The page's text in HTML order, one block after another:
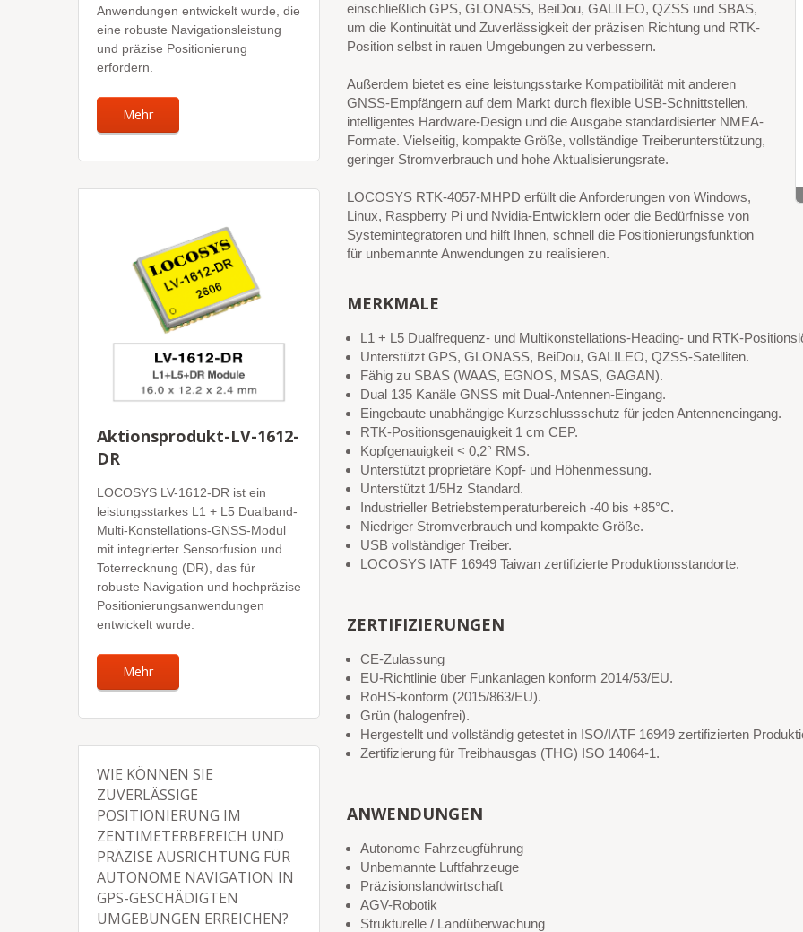
Anwendungen entwickelt wurde, die
eine robuste Navigationsleistung
und präzise Positionierung
erfordern.
Mehr
Aktionsprodukt-LV-1612-
DR
LOCOSYS LV-1612-DR ist ein
leistungsstarkes L1 + L5 Dualband-
Multi-Konstellations-GNSS-Modul
mit integrierter Sensorfusion und
Toterrecknung (DR), das für
robuste Navigation und hochpräzise
Positionierungsanwendungen
entwickelt wurde.
Mehr
WIE KÖNNEN SIE
ZUVERLÄSSIGE
POSITIONIERUNG IM
ZENTIMETERBEREICH UND
PRÄZISE AUSRICHTUNG FÜR
AUTONOME NAVIGATION IN
GPS-GESCHÄDIGTEN
UMGEBUNGEN ERREICHEN?
einschließlich GPS, GLONASS, BeiDou, GALILEO, QZSS und SBAS,
um die Kontinuität und Zuverlässigkeit der präzisen Richtung und RTK-
Position selbst in rauen Umgebungen zu verbessern.
Außerdem bietet es eine leistungsstarke Kompatibilität mit anderen
GNSS-Empfängern auf dem Markt durch flexible USB-Schnittstellen,
intelligentes Hardware-Design und die Ausgabe standardisierter NMEA-
Formate. Vielseitig, kompakte Größe, vollständige Treiberunterstützung,
geringer Stromverbrauch und hohe Aktualisierungsrate.
LOCOSYS RTK-4057-MHPD erfüllt die Anforderungen von Windows,
Linux, Raspberry Pi und Nvidia-Entwicklern oder die Bedürfnisse von
Systemintegratoren und hilft Ihnen, schnell die Positionierungsfunktion
für unbemannte Anwendungen zu realisieren.
MERKMALE
L1 + L5 Dualfrequenz- und Multikonstellations-Heading- und RTK-
Unterstützt GPS, GLONASS, BeiDou, GALILEO, QZSS-Satelliten.
Fähig zu SBAS (WAAS, EGNOS, MSAS, GAGAN).
Dual 135 Kanäle GNSS mit Dual-Antennen-Eingang.
Eingebaute unabhängige Kurzschlussschutz für jeden Antenneneingang.
RTK-Positionsgenauigkeit 1 cm CEP.
Kopfgenauigkeit < 0,2° RMS.
Unterstützt proprietäre Kopf- und Höhenmessung.
Unterstützt 1/5Hz Standard.
Industrieller Betriebstemperaturbereich -40 bis +85°C.
Niedriger Stromverbrauch und kompakte Größe.
USB vollständiger Treiber.
LOCOSYS IATF 16949 Taiwan zertifizierte Produktionsstandorte.
ZERTIFIZIERUNGEN
CE-Zulassung
EU-Richtlinie über Funkanlagen konform 2014/53/EU.
RoHS-konform (2015/863/EU).
Grün (halogenfrei).
Hergestellt und vollständig getestet in ISO/IATF 16949 zertifizierten
Zertifizierung für Treibhausgas (THG) ISO 14064-1.
ANWENDUNGEN
Autonome Fahrzeugführung
Unbemannte Luftfahrzeuge
Präzisionslandwirtschaft
AGV-Robotik
Strukturelle / Landüberwachung